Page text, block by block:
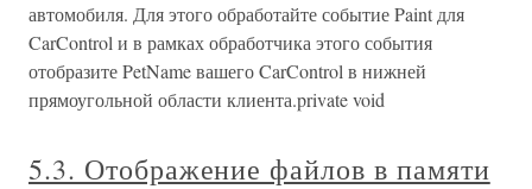
автомобиля. Для этого обработайте событие Paint для
CarControl и в рамках обработчика этого события
отобразите PetName вашего CarControl в нижней
прямоугольной области клиента.private void
5.3. Отображение файлов в памяти